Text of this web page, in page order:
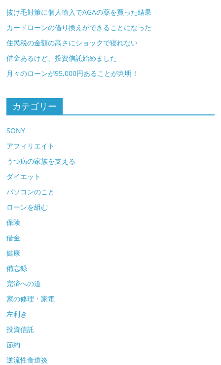
抜け毛対策に個人輸入でAGAの薬を買った結果
カードローンの借り換えができることになった
住民税の金額の高さにショックで寝れない
借金あるけど、投資信託始めました
月々のローンが95,000円あることが判明！
カテゴリー
SONY
アフィリエイト
うつ病の家族を支える
ダイエット
パソコンのこと
ローンを組む
保険
借金
健康
備忘録
完済への道
家の修理・家電
左利き
投資信託
節約
逆流性食道炎